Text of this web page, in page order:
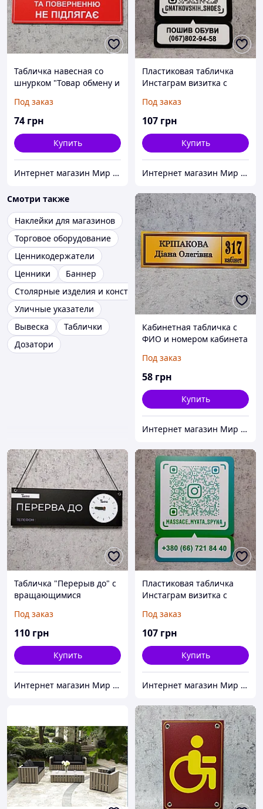
Табличка навесная со
шнурком "Товар обмену и
Под заказ
74 грн
Купить
Интернет магазин Мир стендов. Товары из Украины
Пластиковая табличка
Инстаграм визитка с
номером телефоном
Под заказ
107 грн
Купить
Интернет магазин Мир стендов. Товары из Украины
Смотри также
Наклейки для магазинов
Торговое оборудование
Ценникодержатели
Ценники
Баннер
Столярные изделия и конструкции
Уличные указатели
Вывеска
Таблички
Дозатори
Кабинетная табличка с
ФИО и номером кабинета
Под заказ
58 грн
Купить
Интернет магазин Мир стендов. Товары из Украины
Табличка "Перерыв до" с
вращающимися
логотипом
Под заказ
110 грн
Купить
Интернет магазин Мир стендов. Товары из Украины
Пластиковая табличка
Инстаграм визитка с
номером телефона
(Зелёно-синяя)
Под заказ
107 грн
Купить
Интернет магазин Мир стендов. Товары из Украины